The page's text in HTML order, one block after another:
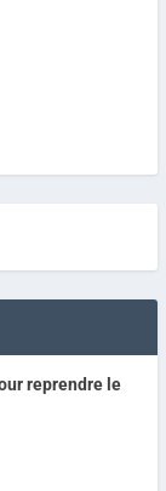
reprendre le